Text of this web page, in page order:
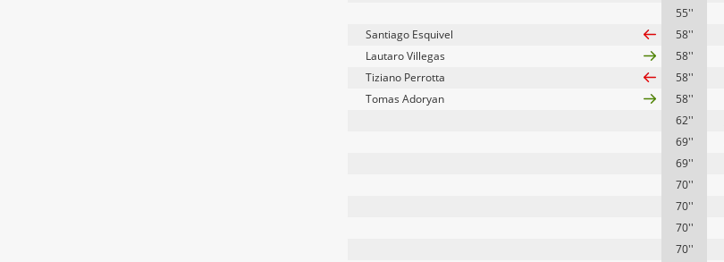
55''
Santiago Esquivel
58''
Lautaro Villegas
58''
Tiziano Perrotta
58''
Tomas Adoryan
58''
62''
69''
69''
70''
70''
70''
70''